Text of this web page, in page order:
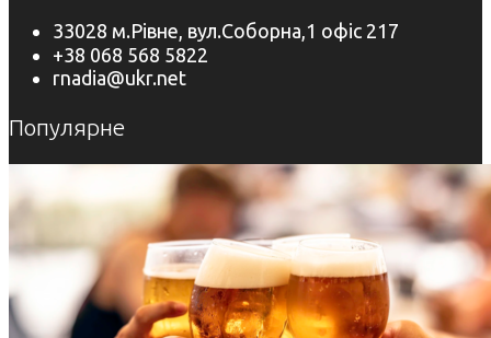
33028 м.Рівне, вул.Соборна,1 офіс 217
+38 068 568 5822
rnadia@ukr.net
Популярне